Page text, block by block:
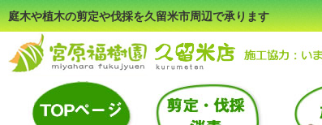
庭木や植木の剪定や伐採を久留米市周辺で承ります